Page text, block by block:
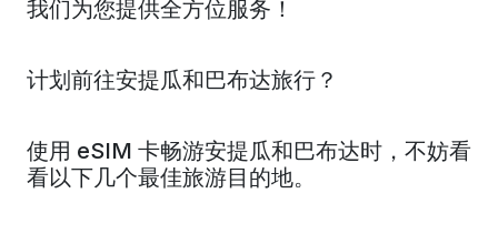
我们为您提供全方位服务！
计划前往安提瓜和巴布达旅行？
使用 eSIM 卡畅游安提瓜和巴布达时，不妨看
看以下几个最佳旅游目的地。